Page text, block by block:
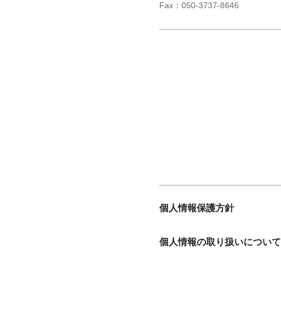
Fax：050-3737-8646
個人情報保護方針
個人情報の取り扱いについて